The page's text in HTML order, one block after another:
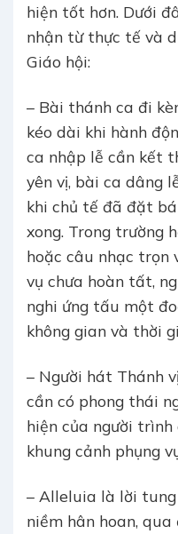
hiện tốt hơn. Dưới
nhận từ thực tế và
Giáo hội:
– Bài thánh ca đi
kéo dài khi hành
ca nhập lễ cần kết
yên vị, bài ca dâng
khi chủ tế đã đặt
xong. Trong trường
hoặc câu nhạc trọn
vụ chưa hoàn tất,
nghi ứng tấu một
không gian và thời
– Người hát Thánh
cần có phong thái
hiện của người trình
khung cảnh phụng
– Alleluia là lời
niềm hân hoan,